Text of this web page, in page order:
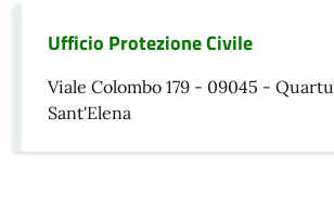
Ufficio Protezione Civile
Viale Colombo 179 - 09045 - Quartu
Sant'Elena